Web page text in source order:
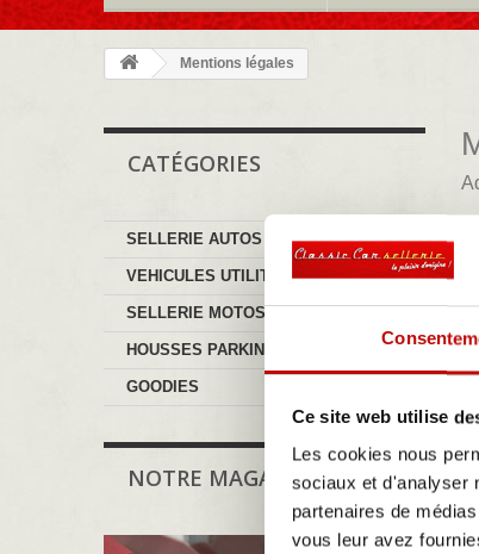
Ce site web utilise
Les cookies nous
sociaux et d'analyser
partenaires de
vous leur avez
Mentions légales
CATÉGORIES
SELLERIE AUTOS
VEHICULES UTILITAIRES
SELLERIE MOTOS
HOUSSES PARKING
GOODIES
NOTRE MAGASIN